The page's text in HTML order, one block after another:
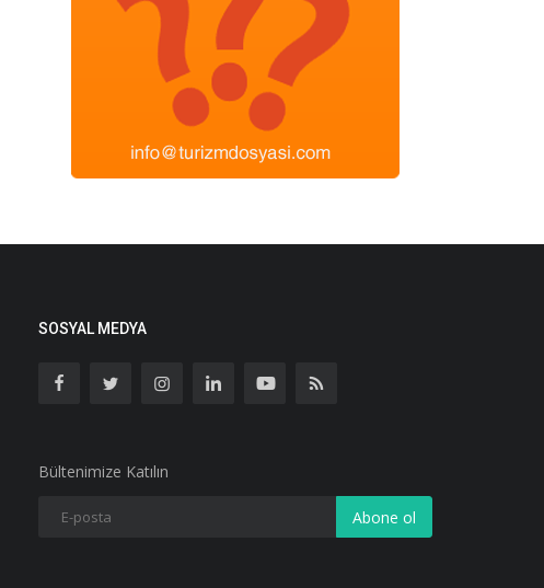
SOSYAL MEDYA
Bültenimize Katılın
Abone ol